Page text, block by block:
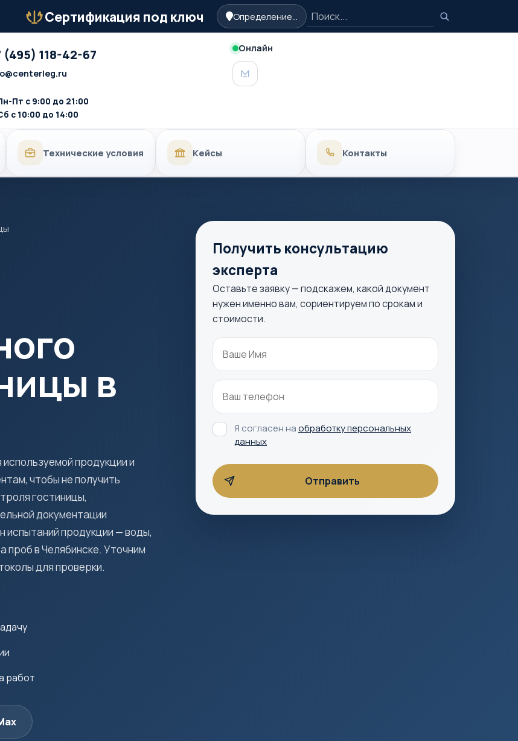
Бейдж
Сертификация под ключ Определение... Поиск
Поиск
(495) 118-42-67 Онлайн
MAX
Пт с 9:00 до 21:00
с 10:00 до 14:00
Технические условия Кейсы Контакты
в
продукции и
чтобы не получить
гостиницы,
документации
испытаний продукции — воды,
в Челябинске. Уточним
для проверки.
работ
Получить консультацию
эксперта
Оставьте заявку — подскажем, какой документ
нужен именно вам, сориентируем по срокам и
стоимости.
Я согласен наобработку персональных
данных